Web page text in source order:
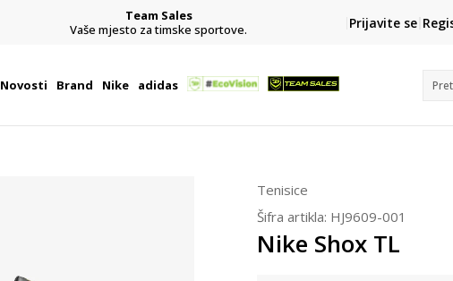
Team Sales
Vaše mjesto za timske sportove.
Prijavite se
Novosti Brand Nike adidas
Tenisice
Šifra artikla: HJ9609-001
Nike Shox TL